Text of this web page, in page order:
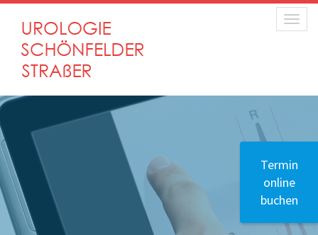
Termin
online
buchen